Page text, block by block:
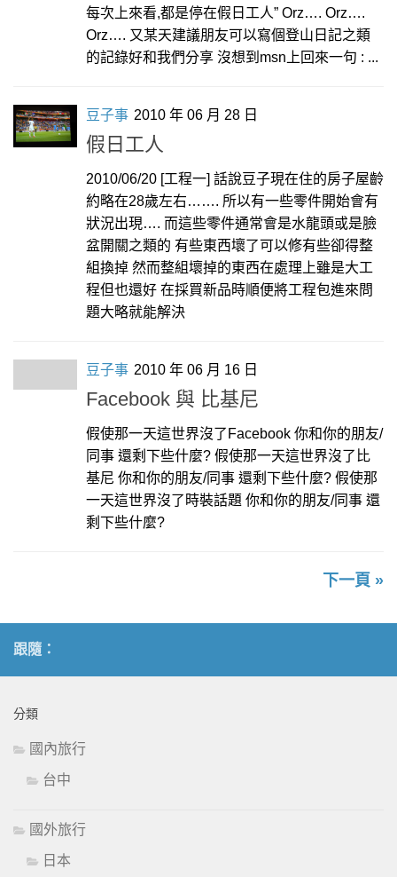
每次上來看,都是停在假日工人” Orz…. Orz….
Orz…. 又某天建議朋友可以寫個登山日記之類
的記錄好和我們分享 沒想到msn上回來一句 : ...
豆子事 2010 年 06 月 28 日
假日工人
2010/06/20 [工程一] 話說豆子現在住的房子屋齡
約略在28歲左右……. 所以有一些零件開始會有
狀況出現…. 而這些零件通常會是水龍頭或是臉
盆開關之類的 有些東西壞了可以修有些卻得整
組換掉 然而整組壞掉的東西在處理上雖是大工
程但也還好 在採買新品時順便將工程包進來問
題大略就能解決
豆子事 2010 年 06 月 16 日
Facebook 與 比基尼
假使那一天這世界沒了Facebook 你和你的朋友/
同事 還剩下些什麼? 假使那一天這世界沒了比
基尼 你和你的朋友/同事 還剩下些什麼? 假使那
一天這世界沒了時裝話題 你和你的朋友/同事 還
剩下些什麼?
下一頁 »
跟隨：
分類
國內旅行
台中
國外旅行
日本